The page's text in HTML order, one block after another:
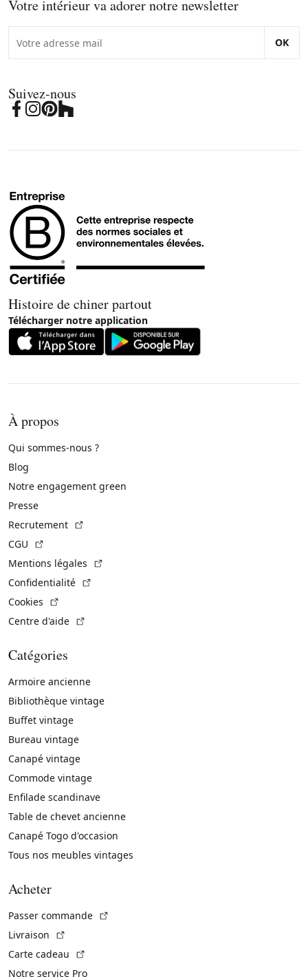
Votre intérieur va adorer notre newsletter
OK
Suivez-nous
Histoire de chiner partout
Télécharger notre application
À propos
Qui sommes-nous ?
Blog
Notre engagement green
Presse
Recrutement
CGU
Mentions légales
Confidentialité
Cookies
Centre d'aide
Catégories
Armoire ancienne
Bibliothèque vintage
Buffet vintage
Bureau vintage
Canapé vintage
Commode vintage
Enfilade scandinave
Table de chevet ancienne
Canapé Togo d'occasion
Tous nos meubles vintages
Acheter
Passer commande
Livraison
Carte cadeau
Notre service Pro